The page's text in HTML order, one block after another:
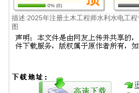
0% (0)
描述:2025年注册土木工程师水利水电工
图